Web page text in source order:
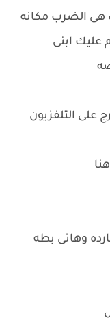
هى الضرب مكانه
عليك ابنى
على التلفزيون
وهاتى بطه